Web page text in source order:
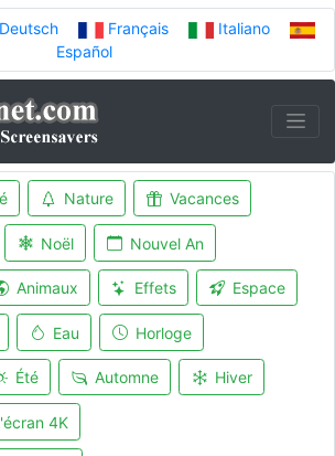
Deutsch Français
Italiano
Español
Nature Vacances
Noël Nouvel An
Animaux Effets Espace
Eau Horloge
Été Automne Hiver
4K